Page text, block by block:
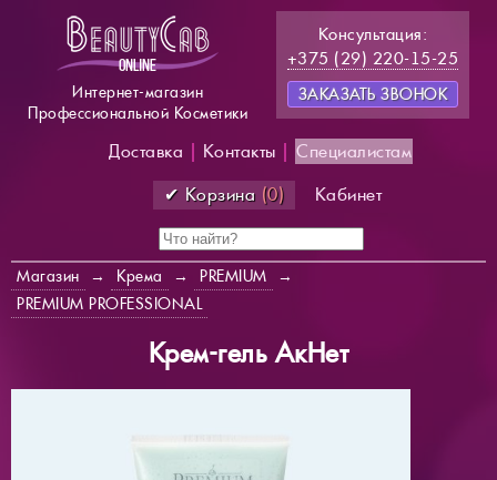
Интернет-магазин
Профессиональной Косметики
Консультация:
+375 (29) 220-15-25
ЗАКАЗАТЬ ЗВОНОК
Доставка Контакты
Специалистам
✔ Корзина (0) Кабинет
Магазин → Крема → PREMIUM
→
PREMIUM PROFESSIONAL
Крем-гель АкНет